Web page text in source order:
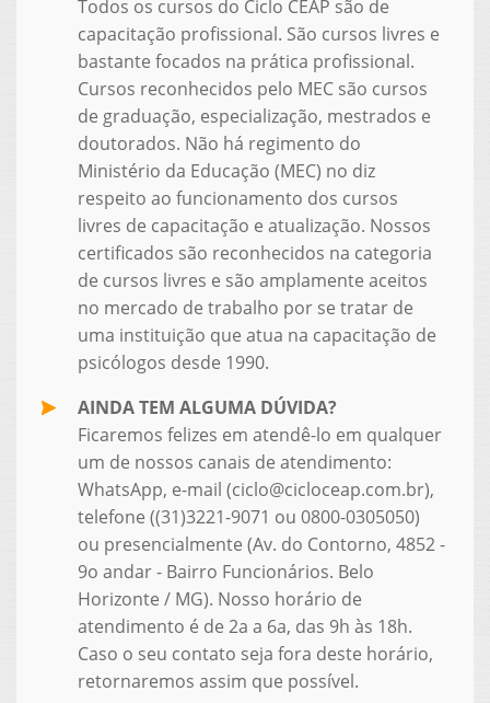
Todos os cursos do Ciclo CEAP são de
capacitação profissional. São cursos livres e
bastante focados na prática profissional.
Cursos reconhecidos pelo MEC são cursos
de graduação, especialização, mestrados e
doutorados. Não há regimento do
Ministério da Educação (MEC) no diz
respeito ao funcionamento dos cursos
livres de capacitação e atualização. Nossos
certificados são reconhecidos na categoria
de cursos livres e são amplamente aceitos
no mercado de trabalho por se tratar de
uma instituição que atua na capacitação de
psicólogos desde 1990.
AINDA TEM ALGUMA DÚVIDA?
Ficaremos felizes em atendê-lo em qualquer
um de nossos canais de atendimento:
WhatsApp, e-mail (ciclo@cicloceap.com.br),
telefone ((31)3221-9071 ou 0800-0305050)
ou presencialmente (Av. do Contorno, 4852 -
9o andar - Bairro Funcionários. Belo
Horizonte / MG). Nosso horário de
atendimento é de 2a a 6a, das 9h às 18h.
Caso o seu contato seja fora deste horário,
retornaremos assim que possível.